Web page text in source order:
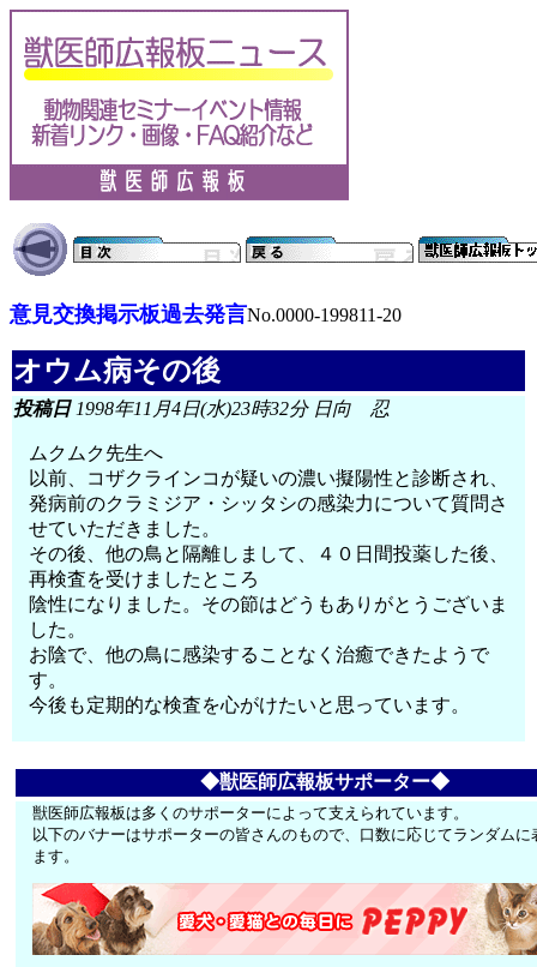
意見交換掲示板過去発言No.0000-199811-20
オウム病その後
投稿日1998年11月4日(水)23時32分 日向 忍
ムクムク先生へ
以前、コザクラインコが疑いの濃い擬陽性と診断され、
発病前のクラミジア・シッタシの感染力について質問さ
せていただきました。
その後、他の鳥と隔離しまして、４０日間投薬した後、
再検査を受けましたところ
陰性になりました。その節はどうもありがとうございま
した。
お陰で、他の鳥に感染することなく治癒できたようで
す。
今後も定期的な検査を心がけたいと思っています。
◆獣医師広報板サポーター◆
獣医師広報板は多くのサポーターによって支えられています。
以下のバナーはサポーターの皆さんのもので、口数に応じてランダムに
ます。